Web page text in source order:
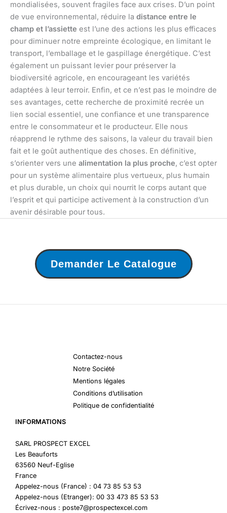
mondialisées, souvent fragiles face aux crises. D’un point
de vue environnemental, réduire la distance entre le
champ et l’assiette est l’une des actions les plus efficaces
pour diminuer notre empreinte écologique, en limitant le
transport, l’emballage et le gaspillage énergétique. C’est
également un puissant levier pour préserver la
biodiversité agricole, en encourageant les variétés
adaptées à leur terroir. Enfin, et ce n’est pas le moindre de
ses avantages, cette recherche de proximité recrée un
lien social essentiel, une confiance et une transparence
entre le consommateur et le producteur. Elle nous
réapprend le rythme des saisons, la valeur du travail bien
fait et le goût authentique des choses. En définitive,
s’orienter vers une alimentation la plus proche, c’est opter
pour un système alimentaire plus vertueux, plus humain
et plus durable, un choix qui nourrit le corps autant que
l’esprit et qui participe activement à la construction d’un
avenir désirable pour tous.
Demander Le Catalogue
Contactez-nous
Notre Société
Mentions légales
Conditions d’utilisation
Politique de confidentialité
INFORMATIONS
SARL PROSPECT EXCEL
Les Beauforts
63560 Neuf-Eglise
France
Appelez-nous (France) : 04 73 85 53 53
Appelez-nous (Etranger): 00 33 473 85 53 53
Écrivez-nous : poste7@prospectexcel.com